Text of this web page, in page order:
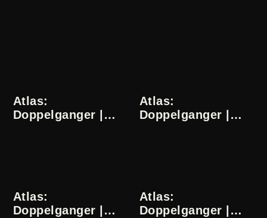
Atlas:
Doppelganger |
Atlas:
Doppelganger |
Atlas:
Doppelganger |
Atlas:
Doppelganger |